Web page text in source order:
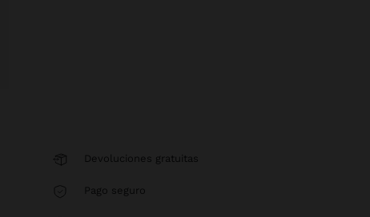
Devoluciones gratuitas
Pago seguro